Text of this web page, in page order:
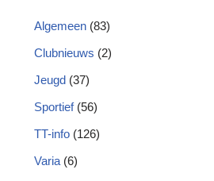
Algemeen (83)
Clubnieuws (2)
Jeugd (37)
Sportief(56)
TT-info (126)
Varia (6)